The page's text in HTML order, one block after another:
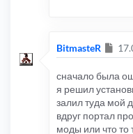
BitmasteR
сначало была
я решил
залил туда мой
вдруг портал
моды или что то